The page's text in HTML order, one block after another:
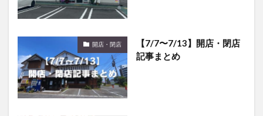
開店・閉店
【7/7〜7/13】開店・閉店
記事まとめ